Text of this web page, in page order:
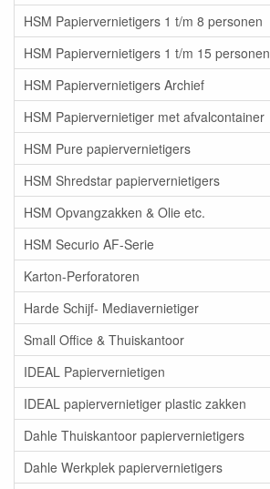
HSM Papiervernietigers 1 t/m 8 personen
HSM Papiervernietigers 1 t/m 15 personen
HSM Papiervernietigers Archief
HSM Papiervernietiger met afvalcontainer
HSM Pure papiervernietigers
HSM Shredstar papiervernietigers
HSM Opvangzakken & Olie etc.
HSM Securio AF-Serie
Karton-Perforatoren
Harde Schijf- Mediavernietiger
Small Office & Thuiskantoor
IDEAL Papiervernietigen
IDEAL papiervernietiger plastic zakken
Dahle Thuiskantoor papiervernietigers
Dahle Werkplek papiervernietigers